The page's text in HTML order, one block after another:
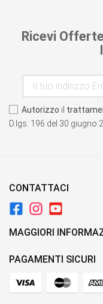
Ricevi
Autorizzo il
D.lgs. 196 del 30 giugno
CONTATTACI
MAGGIORI
PAGAMENTI SICURI